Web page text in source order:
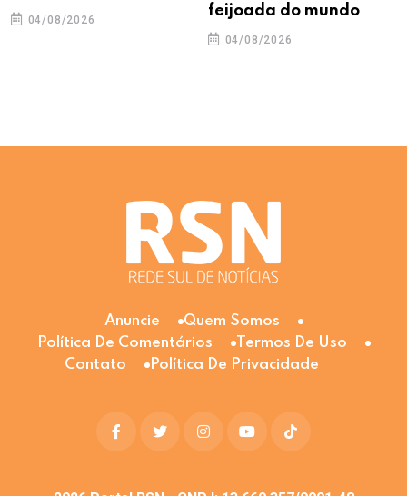
04/08/2026
feijoada do mundo
04/08/2026
Anuncie
Quem Somos
Política De Comentários
Termos De Uso
Contato
Política De Privacidade